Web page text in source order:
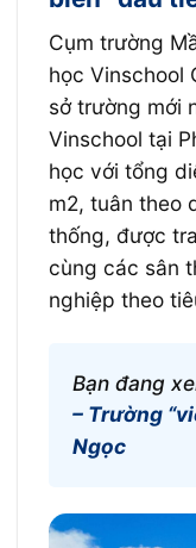
Cụm trường
học Vinschool
sở trường mới
Vinschool tại
học với tổng
m2, tuân theo
thống, được
cùng các sân
nghiệp theo
Bạn đang
– Trường
Ngọc